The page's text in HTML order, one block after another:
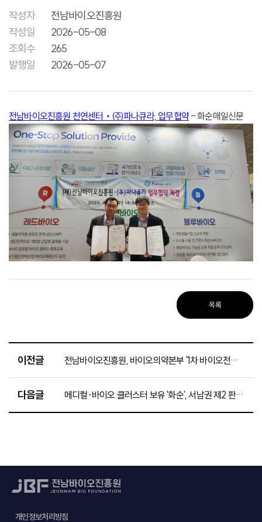
작성자
전남바이오진흥원
작성일
2026-05-08
조회수
265
발행일
2026-05-07
전남바이오진흥원 천연센터‧㈜파나큐라, 업무협약- 화순매일신문
목록
이전글 전남바이오진흥원, 바이오의약본부 '1차 바이오전문인력양성과정' 개강
다음글 메디컬·바이오 클러스터 보유 '화순', 서남권 제2 판교로 도약
개인정보처리방침